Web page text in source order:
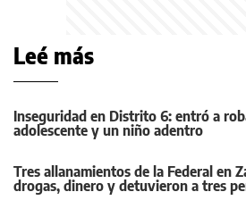
Leé más
Inseguridad en Distrito 6: entró a
adolescente y un niño adentro
Tres allanamientos de la Federal en
drogas, dinero y detuvieron a tres